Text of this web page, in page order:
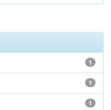
1
1
1